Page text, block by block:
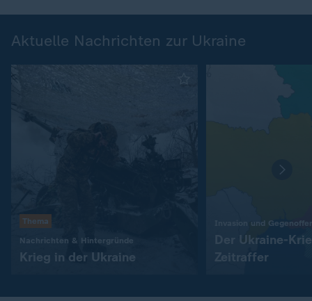
Aktuelle Nachrichten zur Ukraine
Thema
Nachrichten & Hintergründe
Krieg in der Ukraine
Invasion und
Der Ukraine-
Zeitraffer